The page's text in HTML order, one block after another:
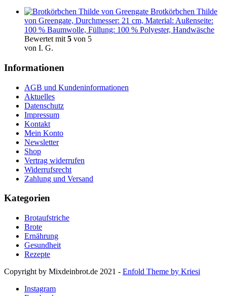
Brotkörbchen Thilde
von Greengate, Durchmesser: 21 cm, Material: Außenseite:
100 % Baumwolle, Füllung: 100 % Polyester, Handwäsche
Bewertet mit 5 von 5
von I. G.
Informationen
AGB und Kundeninformationen
Aktuelles
Datenschutz
Impressum
Kontakt
Mein Konto
Newsletter
Shop
Vertrag widerrufen
Widerrufsrecht
Zahlung und Versand
Kategorien
Brotaufstriche
Brote
Ernährung
Gesundheit
Rezepte
Copyright by Mixdeinbrot.de 2021 - Enfold Theme by Kriesi
Instagram